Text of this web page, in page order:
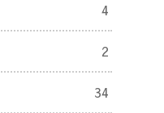
4
2
34